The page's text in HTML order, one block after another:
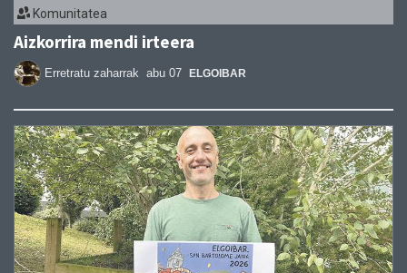
Komunitatea
Aizkorrira mendi irteera
Erretratu zaharrak abu 07 ELGOIBAR